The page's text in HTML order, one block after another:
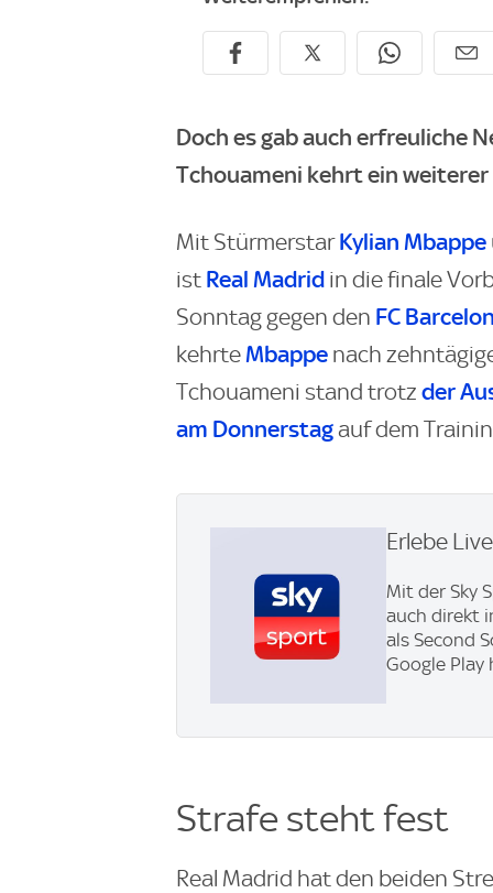
Doch es gab auch erfreuliche
Tchouameni kehrt ein
Mit StürmerstarKylian Mbappe
ist Real Madrid in die finale
Sonntag gegen den FC
kehrteMbappe nach
Tchouameni stand trotz der
am Donnerstagauf dem
Erlebe
Mit der Sky
auch direkt
als Second
Google
Strafe steht fest
Real Madrid hat den beiden